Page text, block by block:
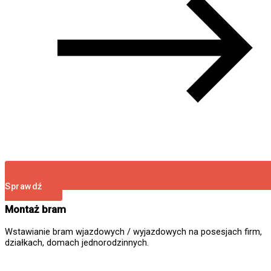
Sprawdź
Montaż bram
Wstawianie bram wjazdowych / wyjazdowych na posesjach firm,
działkach, domach jednorodzinnych.